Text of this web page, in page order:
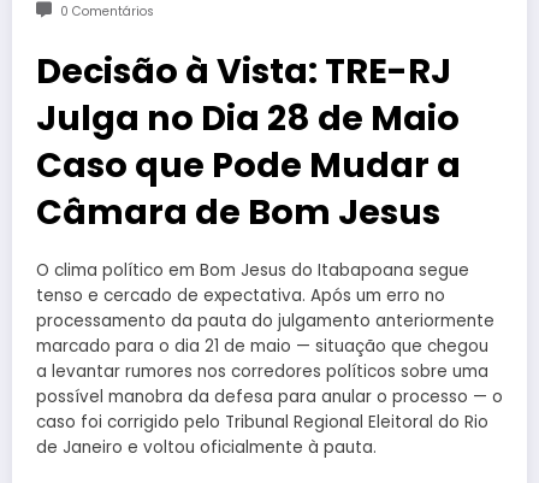
0 Comentários
Decisão à Vista: TRE-RJ
Julga no Dia 28 de Maio
Caso que Pode Mudar a
Câmara de Bom Jesus
O clima político em Bom Jesus do Itabapoana segue
tenso e cercado de expectativa. Após um erro no
processamento da pauta do julgamento anteriormente
marcado para o dia 21 de maio — situação que chegou
a levantar rumores nos corredores políticos sobre uma
possível manobra da defesa para anular o processo — o
caso foi corrigido pelo Tribunal Regional Eleitoral do Rio
de Janeiro e voltou oficialmente à pauta.